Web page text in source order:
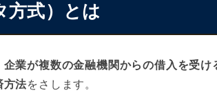
方式）とは
企業が複数の金融機関からの借入を受け
方法をさします。